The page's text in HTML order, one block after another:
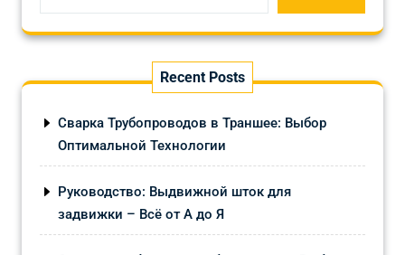
Recent Posts
Сварка Трубопроводов в Траншее: Выбор
Оптимальной Технологии
Руководство: Выдвижной шток для
задвижки – Всё от А до Я